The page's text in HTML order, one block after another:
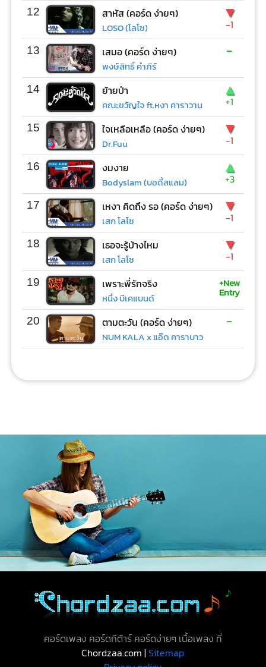
12 สาหัส (คอร์ด ง่ายๆ)
LOSO (โลโซ)
▼
-1
13 เสมอ (คอร์ด ง่ายๆ)
พงษ์สิทธิ์ คำภีร์
-
14 ย้ายป่า
คณะขวัญใจ ft.หงา คาราวาน
▲
+1
15 ใจเหลือเหลือ (คอร์ด ง่ายๆ)
Dr.Fuu
▼
-1
16 งมงาย
Bodyslam (บอดี้สแลม)
▲
+3
17 เหงา คิดถึง รอ (คอร์ด ง่ายๆ)
เสก โลโซ
▼
-1
18 เธอจะรู้บ้างไหม
เสก โลโซ
▼
-1
19 เพราะพี่รักจริง
หนึ่ง บีเคแบนด์
+New
Entry
20 ตามตะวัน (คอร์ด ง่ายๆ)
NUM KALA x แอ๊ด คาราบาว
-
คอร์ดเพลง คอร์ดกีต้าร์ คอร์ดง่ายๆ เนื้อเพลง ที่
Chordzaa.com |Sitemap